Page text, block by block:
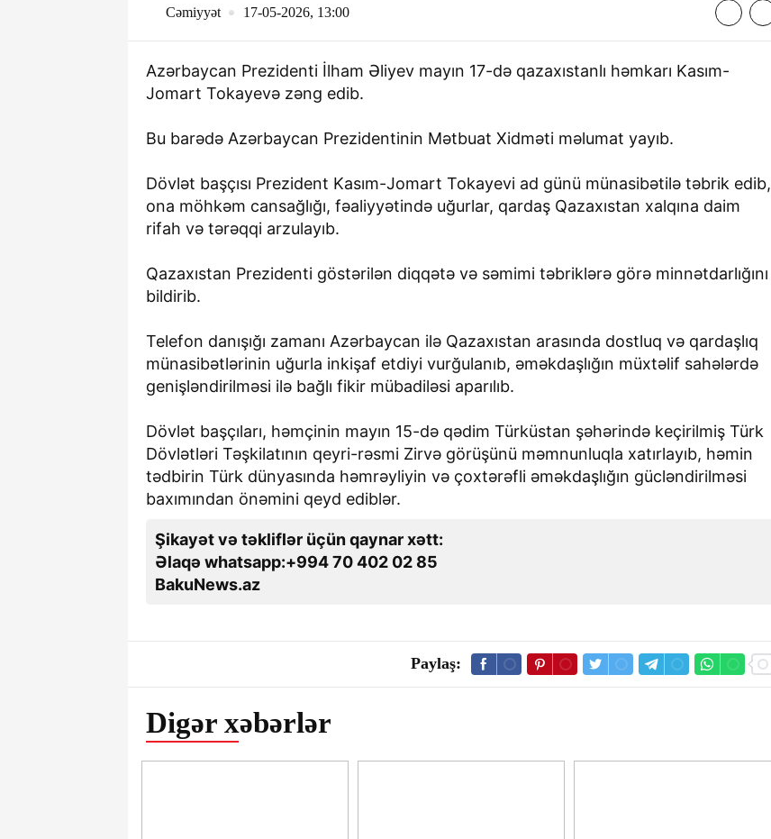
Cəmiyyət 17-05-2026, 13:00
Azərbaycan Prezidenti İlham Əliyev mayın 17-də qazaxıstanlı həmkarı Kasım-
Jomart Tokayevə zəng edib.
Bu barədə Azərbaycan Prezidentinin Mətbuat Xidməti məlumat yayıb.
Dövlət başçısı Prezident Kasım-Jomart Tokayevi ad günü münasibətilə təbrik edib,
ona möhkəm cansağlığı, fəaliyyətində uğurlar, qardaş Qazaxıstan xalqına daim
rifah və tərəqqi arzulayıb.
Qazaxıstan Prezidenti göstərilən diqqətə və səmimi təbriklərə görə minnətdarlığını
bildirib.
Telefon danışığı zamanı Azərbaycan ilə Qazaxıstan arasında dostluq və qardaşlıq
münasibətlərinin uğurla inkişaf etdiyi vurğulanıb, əməkdaşlığın müxtəlif sahələrdə
genişləndirilməsi ilə bağlı fikir mübadiləsi aparılıb.
Dövlət başçıları, həmçinin mayın 15-də qədim Türküstan şəhərində keçirilmiş Türk
Dövlətləri Təşkilatının qeyri-rəsmi Zirvə görüşünü məmnunluqla xatırlayıb, həmin
tədbirin Türk dünyasında həmrəyliyin və çoxtərəfli əməkdaşlığın gücləndirilməsi
baxımından önəmini qeyd ediblər.
Şikayət və təkliflər üçün qaynar xətt:
Əlaqə whatsapp:+994 70 402 02 85
BakuNews.az
Paylaş:
Digər xəbərlər